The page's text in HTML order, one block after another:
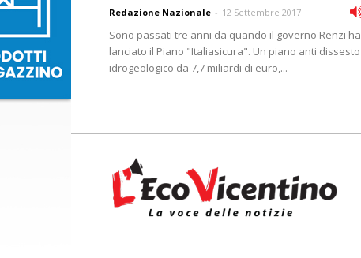
Redazione Nazionale - 12 Settembre 2017
Sono passati tre anni da quando il governo Renzi ha
lanciato il Piano "Italiasicura". Un piano anti dissesto
idrogeologico da 7,7 miliardi di euro,...